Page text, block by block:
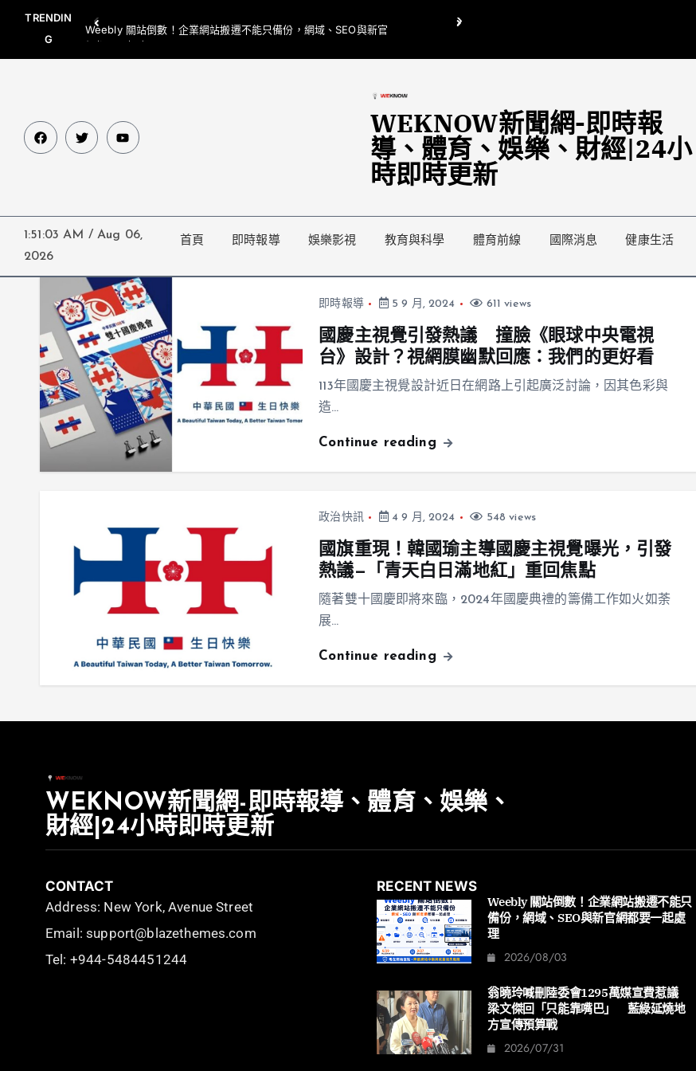
TRENDIN
G
Weebly 關站倒數！企業網站搬遷不能只備份，網域、SEO與新官
網都要一起處理
翁曉玲喊刪陸委會1295萬媒宣費惹議 梁文傑回「只能靠嘴巴」
WEKNOW新聞網-即時報
導、體育、娛樂、財經|24小
時即時更新
1:51:03 AM / Aug 06,
2026
首頁 即時報導 娛樂影視 教育與科學 體育前線 國際消息 健康生活
即時報導 5 9 月, 2024 611 views
國慶主視覺引發熱議 撞臉《眼球中央電視
台》設計？視網膜幽默回應：我們的更好看
113年國慶主視覺設計近日在網路上引起廣泛討論，因其色彩與
造…
Continue reading
政治快訊 4 9 月, 2024 548 views
國旗重現！韓國瑜主導國慶主視覺曝光，引發
熱議—「青天白日滿地紅」重回焦點
隨著雙十國慶即將來臨，2024年國慶典禮的籌備工作如火如荼
展…
Continue reading
WEKNOW新聞網-即時報導、體育、娛樂、
財經|24小時即時更新
CONTACT
Address: New York, Avenue Street
Email: support@blazethemes.com
Tel: +944-5484451244
RECENT NEWS
Weebly 關站倒數！企業網站搬遷不能只
備份，網域、SEO與新官網都要一起處
理
2026/08/03
翁曉玲喊刪陸委會1295萬媒宣費惹議
梁文傑回「只能靠嘴巴」 藍綠延燒地
方宣傳預算戰
2026/07/31